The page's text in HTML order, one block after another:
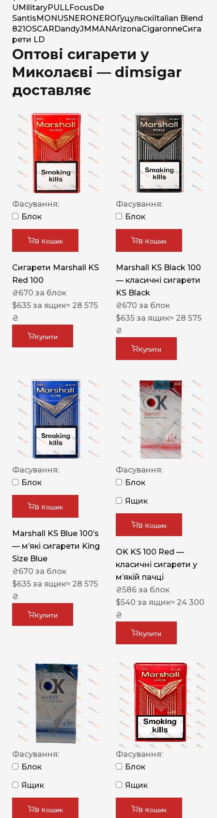
U MilitaryPULLFocus De
Santis MONUSNERO NERO Гуцульскі Italian Blend
821 OSCAR DandyJM MANArizonaCigaronneСига
рети LD
Оптові сигарети у
Миколаєві — dimsigar
доставляє
Фасування:
Блок
В Кошик
Сигарети Marshall KS
Red 100
₴670 за блок
$635 за ящик≈ 28 575
₴
Купити
Фасування:
Блок
В Кошик
Marshall KS Black 100
— класичні сигарети
KS Black
₴670 за блок
$635 за ящик≈ 28 575
₴
Купити
Фасування:
Блок
В Кошик
Marshall KS Blue 100’s
— м’які сигарети King
Size Blue
₴670 за блок
$635 за ящик≈ 28 575
₴
Купити
Фасування:
Блок
Ящик
В Кошик
OK KS 100 Red —
класичні сигарети у
м’якій пачці
₴586 за блок
$540 за ящик≈ 24 300
₴
Купити
Фасування:
Блок
Ящик
В Кошик
Фасування:
Блок
Ящик
В Кошик